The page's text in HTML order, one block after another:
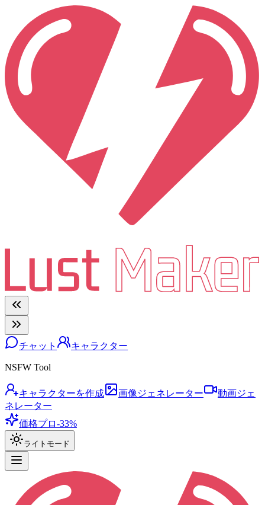
チャット キャラクター
NSFW Tool
キャラクターを作成 画像ジェネレーター
動画ジェ
ネレーター
価格プロ-33%
ライトモード